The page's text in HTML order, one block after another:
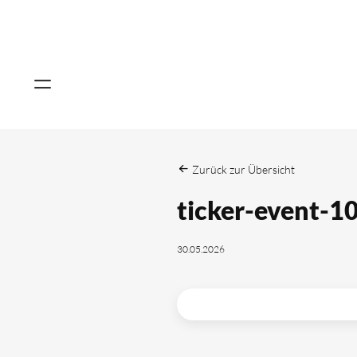
Zurück zur Übersicht
ticker-event-
30.05.2026